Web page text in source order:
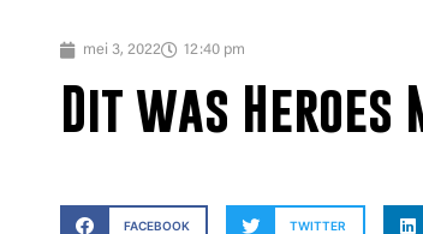
mei 3, 2022 12:40 pm
Dit was Heroes
FACEBOOK TWITTER